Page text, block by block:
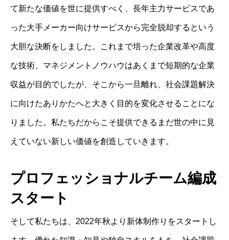
て新たな価値を世に提供すべく、長年主力サービスであ
った大手メーカー向けサービスから完全脱却するという
大胆な決断をしました。これまで培った企業改革や高度
な技術、マネジメントノウハウはあくまで短期的な企業
収益が目的でしたが、そこから一旦離れ、社会課題解決
に向けたありかたへと大きく目的を変化させることにな
りました。私たちだからこそ提供できるまだ世の中に見
えていない新しい価値を創造していきます。
プロフェッショナルチーム編成
スタート
そして私たちは、2022年秋より新体制作りをスタートし